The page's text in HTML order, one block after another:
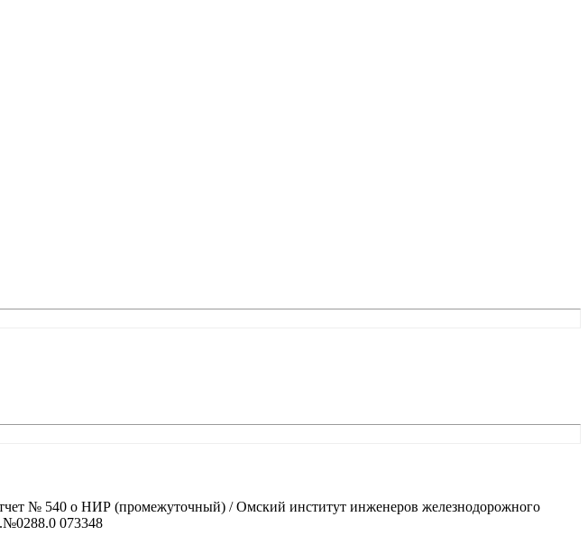
№ 540 о НИР (промежуточный) / Омский институт инженеров железнодорожного
073348